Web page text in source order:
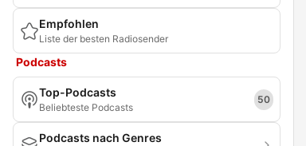
Empfohlen
Liste der besten Radiosender
Podcasts
Top-Podcasts
Beliebteste Podcasts
50
Podcasts nach Genres